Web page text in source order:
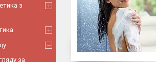
з
за